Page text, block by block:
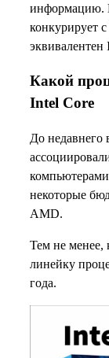
информацию.
конкурирует
эквивалентен
Какой
Intel Core
До недавнего
некоторые
AMD.
Тем не менее,
линейку
года.